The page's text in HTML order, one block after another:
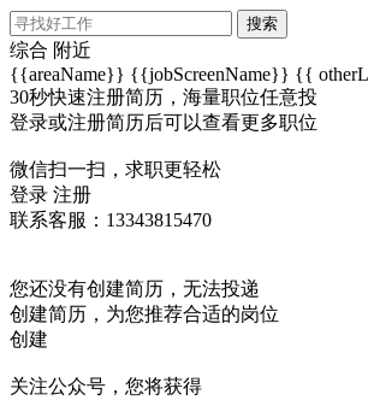
搜索
综合 附近
{{areaName}} {{jobScreenName}} {{
30秒快速注册简历，海量职位任意投
登录或注册简历后可以查看更多职位
微信扫一扫，求职更轻松
登录 注册
联系客服：13343815470
您还没有创建简历，无法投递
创建简历，为您推荐合适的岗位
创建
关注公众号，您将获得